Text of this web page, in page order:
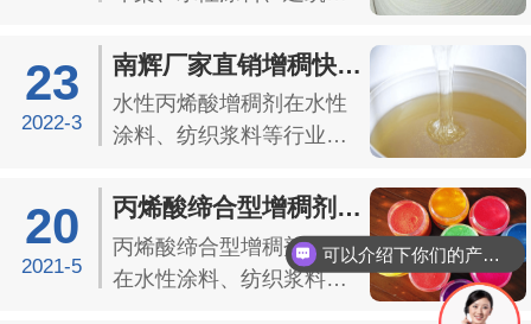
流动性，减小脱模剂的摩
的进行，使脱模制成品从
模具或...
稠使用。丙烯酸增稠剂具
有使用方便，增稠效果
好，流平性能好，性价比
高等优点，是目前工业中
（图：丙烯酸增稠剂运
用）【一】...
23
2022-3
南辉厂家直销增稠快增稠剂-水性丙烯酸增稠剂
水性丙烯酸增稠剂在水性
涂料、纺织浆料等行业运
生产需求以及施工的需
要，都需要对涂料的流动
性进行调节，列如水性涂
料在施工中，常需要合适
20
2021-5
丙烯酸缔合型增稠剂-南辉厂家直销增稠快
丙烯酸缔合型增稠剂运用
在水性涂料、纺织浆料等
可以介绍下你们的产品么？